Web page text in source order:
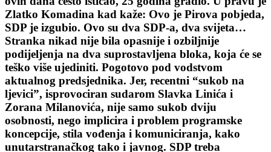
Zlatko Komadina kad kaže: Ovo je Pirova pobjeda,
SDP je izgubio. Ovo su dva SDP-a, dva svijeta…
Stranka nikad nije bila opasnije i ozbiljnije
podijeljenja na dva suprostavljena bloka, koja će se
teško više ujediniti. Pogotovo pod vodstvom
aktualnog predsjednika. Jer, recentni “sukob na
ljevici”, isprovociran sudarom Slavka Linića i
Zorana Milanovića, nije samo sukob dviju
osobnosti, nego implicira i problem programske
koncepcije, stila vođenja i komuniciranja, kako
unutarstranačkog tako i javnog. SDP treba